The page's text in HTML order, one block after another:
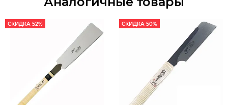
СКИДКА 52% СКИДКА 50%